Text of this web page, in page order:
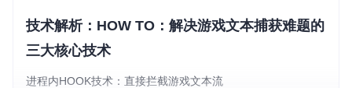
技术解析：HOW TO：解决游戏文本捕获难题的
三大核心技术
进程内HOOK技术：直接拦截游戏文本流